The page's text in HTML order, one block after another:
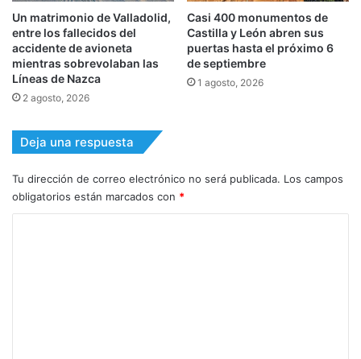
Un matrimonio de Valladolid,
entre los fallecidos del
accidente de avioneta
mientras sobrevolaban las
Líneas de Nazca
2 agosto, 2026
Casi 400 monumentos de
Castilla y León abren sus
puertas hasta el próximo 6
de septiembre
1 agosto, 2026
Deja una respuesta
Tu dirección de correo electrónico no será publicada. Los campos
obligatorios están marcados con *